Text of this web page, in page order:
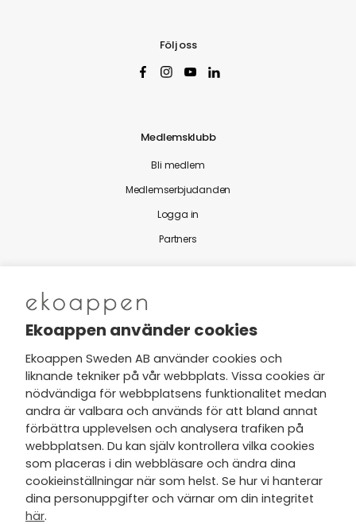
Följ oss
Medlemsklubb
Bli medlem
Medlemserbjudanden
Logga in
Partners
Nytt från Ekoappen
Jag har tagit del av Ekoappens
personuppgifts- och
integritetspolicyoch tar gärna del
av nyheter, hälsotips och exklusiva
erbjudanden via min e-post.
Ekoappen använder cookies
Ekoappen Sweden AB använder cookies och
liknande tekniker på vår webbplats. Vissa cookies är
nödvändiga för webbplatsens funktionalitet medan
andra är valbara och används för att bland annat
förbättra upplevelsen och analysera trafiken på
webbplatsen. Du kan själv kontrollera vilka cookies
som placeras i din webbläsare och ändra dina
cookieinställningar när som helst. Se hur vi hanterar
dina personuppgifter och värnar om din integritet
här.